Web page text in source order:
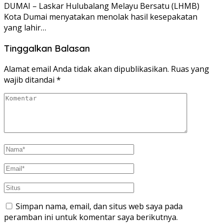
DUMAI – Laskar Hulubalang Melayu Bersatu (LHMB)
Kota Dumai menyatakan menolak hasil kesepakatan
yang lahir…
Tinggalkan Balasan
Alamat email Anda tidak akan dipublikasikan. Ruas yang
wajib ditandai *
Simpan nama, email, dan situs web saya pada
peramban ini untuk komentar saya berikutnya.